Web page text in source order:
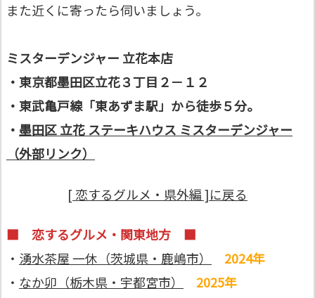
また近くに寄ったら伺いましょう。
ミスターデンジャー 立花本店
・東京都墨田区立花３丁目２－１２
・東武亀戸線「東あずま駅」から徒歩５分。
・ 墨田区 立花 ステーキハウス ミスターデンジャー
（外部リンク）
[ 恋するグルメ・県外編 ]に戻る
■ 恋するグルメ・関東地方 ■
・ 湧水茶屋 一休（茨城県・鹿嶋市）
2024年
・ なか卯（栃木県・宇都宮市）
2025年